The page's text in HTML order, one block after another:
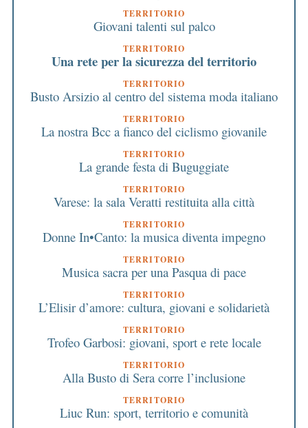
TERRITORIO
Giovani talenti sul palco
TERRITORIO
Una rete per la sicurezza del territorio
TERRITORIO
Busto Arsizio al centro del sistema moda italiano
TERRITORIO
La nostra Bcc a fianco del ciclismo giovanile
TERRITORIO
La grande festa di Buguggiate
TERRITORIO
Varese: la sala Veratti restituita alla città
TERRITORIO
Donne In•Canto: la musica diventa impegno
TERRITORIO
Musica sacra per una Pasqua di pace
TERRITORIO
L’Elisir d’amore: cultura, giovani e solidarietà
TERRITORIO
Trofeo Garbosi: giovani, sport e rete locale
TERRITORIO
Alla Busto di Sera corre l’inclusione
TERRITORIO
Liuc Run: sport, territorio e comunità